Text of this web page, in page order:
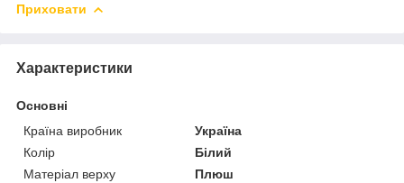
Приховати
Характеристики
Основні
Країна виробник
Україна
Колір
Білий
Матеріал верху
Плюш